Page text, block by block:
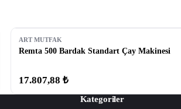
ART MUTFAK
Remta 500 Bardak Standart Çay Makinesi
17.807,88 ₺
Kategoriler